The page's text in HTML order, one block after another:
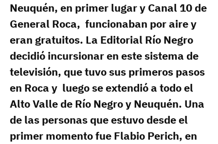
Neuquén, en primer lugar y Canal 10 de
General Roca, funcionaban por aire y
eran gratuitos. La Editorial Río Negro
decidió incursionar en este sistema de
televisión, que tuvo sus primeros pasos
en Roca y luego se extendió a todo el
Alto Valle de Río Negro y Neuquén. Una
de las personas que estuvo desde el
primer momento fue Flabio Perich, en